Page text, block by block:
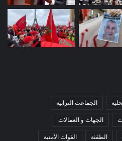
الجماعت الترابية
الجهات و العمالات
الطقثة القوات الأمنية